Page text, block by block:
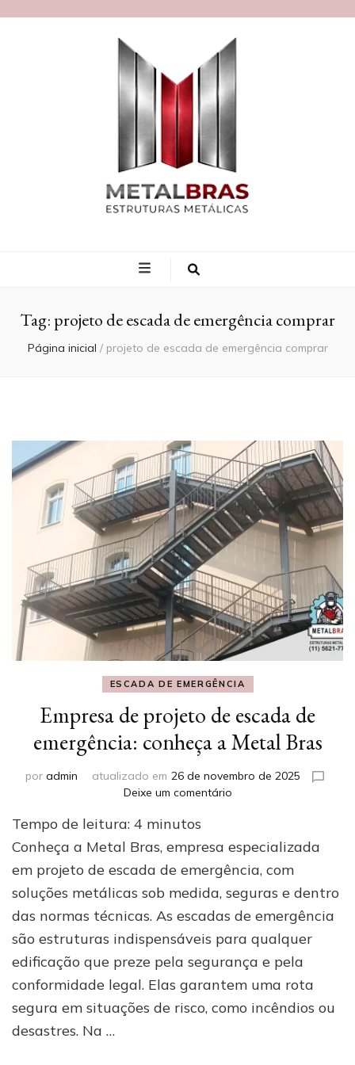
Tag: projeto de escada de emergência comprar
Página inicial / projeto de escada de emergência comprar
ESCADA DE EMERGÊNCIA
Empresa de projeto de escada de
emergência: conheça a Metal Bras
por admin atualizado em 26 de novembro de 2025
Deixe um comentárioem
projeto
de
escada
de
emergência:
conheça
a
Metal
Bras
Tempo de leitura: 4 minutos
Conheça a Metal Bras, empresa especializada
em projeto de escada de emergência, com
soluções metálicas sob medida, seguras e dentro
das normas técnicas. As escadas de emergência
são estruturas indispensáveis para qualquer
edificação que preze pela segurança e pela
conformidade legal. Elas garantem uma rota
segura em situações de risco, como incêndios ou
desastres. Na …